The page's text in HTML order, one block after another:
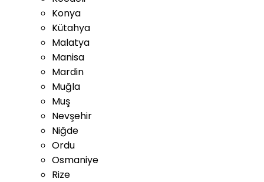
Konya
Kütahya
Malatya
Manisa
Mardin
Muğla
Muş
Nevşehir
Niğde
Ordu
Osmaniye
Rize